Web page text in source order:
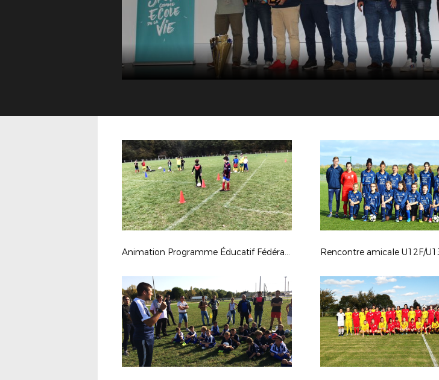
Animation Programme Éducatif Fédéral - 27 octobre 2017